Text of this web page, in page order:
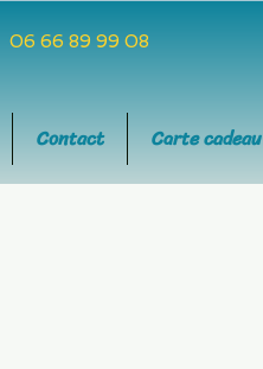
06 66 89 99 08
Contact Carte cadeau